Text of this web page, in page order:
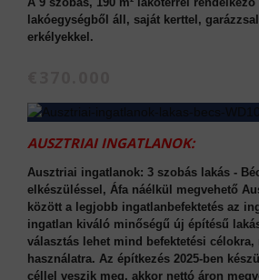
lakóegységből áll, saját kerttel,
erkélyekkel.
AUSZTRIAI INGATLANOK:
Ausztriai ingatlanok: 3 szobás lakás -
elkészüléssel, Áfa náélkül megvehető
között a legjobb ingatlanbefektetés az
ingatlan kiváló minőségű új építésű
választás lehet mind befektetési
használatra. Az építkezés 2025-ben
céllel veszik meg, akkor nettó áron